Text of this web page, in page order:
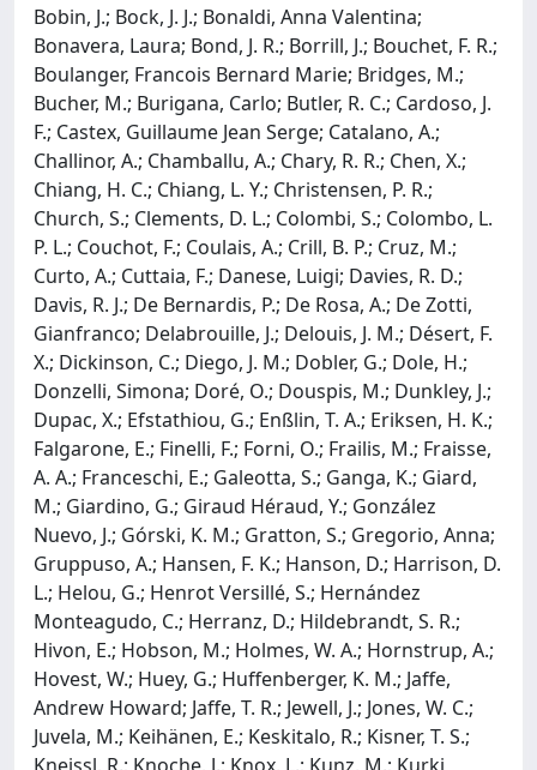
Bobin, J.; Bock, J. J.; Bonaldi, Anna Valentina;
Bonavera, Laura; Bond, J. R.; Borrill, J.; Bouchet, F. R.;
Boulanger, Francois Bernard Marie; Bridges, M.;
Bucher, M.; Burigana, Carlo; Butler, R. C.; Cardoso, J.
F.; Castex, Guillaume Jean Serge; Catalano, A.;
Challinor, A.; Chamballu, A.; Chary, R. R.; Chen, X.;
Chiang, H. C.; Chiang, L. Y.; Christensen, P. R.;
Church, S.; Clements, D. L.; Colombi, S.; Colombo, L.
P. L.; Couchot, F.; Coulais, A.; Crill, B. P.; Cruz, M.;
Curto, A.; Cuttaia, F.; Danese, Luigi; Davies, R. D.;
Davis, R. J.; De Bernardis, P.; De Rosa, A.; De Zotti,
Gianfranco; Delabrouille, J.; Delouis, J. M.; Désert, F.
X.; Dickinson, C.; Diego, J. M.; Dobler, G.; Dole, H.;
Donzelli, Simona; Doré, O.; Douspis, M.; Dunkley, J.;
Dupac, X.; Efstathiou, G.; Enßlin, T. A.; Eriksen, H. K.;
Falgarone, E.; Finelli, F.; Forni, O.; Frailis, M.; Fraisse,
A. A.; Franceschi, E.; Galeotta, S.; Ganga, K.; Giard,
M.; Giardino, G.; Giraud Héraud, Y.; González
Nuevo, J.; Górski, K. M.; Gratton, S.; Gregorio, Anna;
Gruppuso, A.; Hansen, F. K.; Hanson, D.; Harrison, D.
L.; Helou, G.; Henrot Versillé, S.; Hernández
Monteagudo, C.; Herranz, D.; Hildebrandt, S. R.;
Hivon, E.; Hobson, M.; Holmes, W. A.; Hornstrup, A.;
Hovest, W.; Huey, G.; Huffenberger, K. M.; Jaffe,
Andrew Howard; Jaffe, T. R.; Jewell, J.; Jones, W. C.;
Juvela, M.; Keihänen, E.; Keskitalo, R.; Kisner, T. S.;